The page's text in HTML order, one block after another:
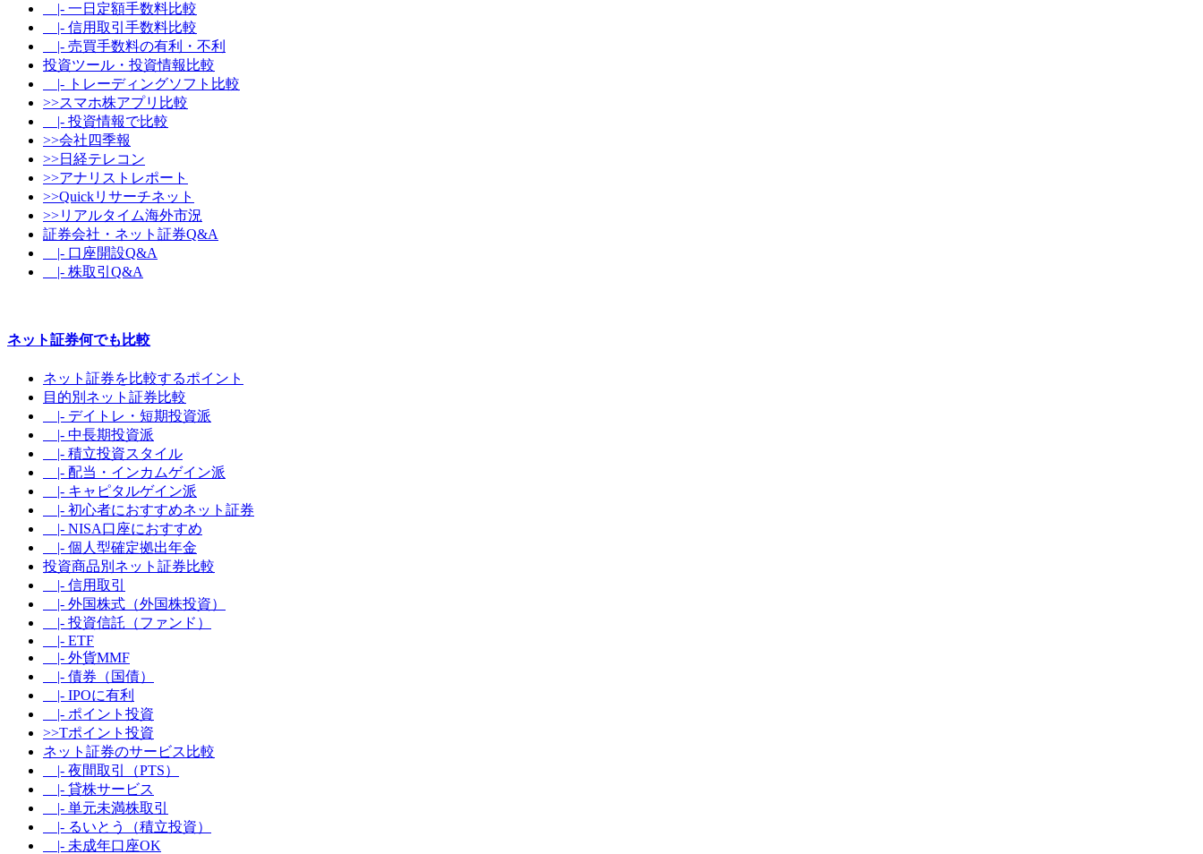
|- 一日定額手数料比較
|- 信用取引手数料比較
|- 売買手数料の有利・不利
投資ツール・投資情報比較
|- トレーディングソフト比較
>>スマホ株アプリ比較
|- 投資情報で比較
>>会社四季報
>>日経テレコン
>>アナリストレポート
>>Quickリサーチネット
>>リアルタイム海外市況
証券会社・ネット証券Q&A
|- 口座開設Q&A
|- 株取引Q&A
ネット証券何でも比較
ネット証券を比較するポイント
目的別ネット証券比較
|- デイトレ・短期投資派
|- 中長期投資派
|- 積立投資スタイル
|- 配当・インカムゲイン派
|- キャピタルゲイン派
|- 初心者におすすめネット証券
|- NISA口座におすすめ
|- 個人型確定拠出年金
投資商品別ネット証券比較
|- 信用取引
|- 外国株式（外国株投資）
|- 投資信託（ファンド）
|- ETF
|- 外貨MMF
|- 債券（国債）
|- IPOに有利
|- ポイント投資
>>Tポイント投資
ネット証券のサービス比較
|- 夜間取引（PTS）
|- 貸株サービス
|- 単元未満株取引
|- るいとう（積立投資）
|- 未成年口座OK